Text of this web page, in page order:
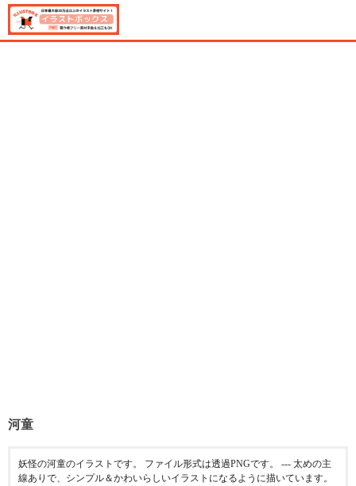
河童
妖怪の河童のイラストです。 ファイル形式は透過PNGです。 --- 太めの主
線ありで、シンプル＆かわいらしいイラストになるように描いています。